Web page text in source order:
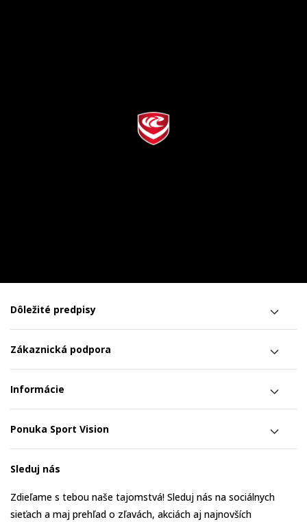
Dôležité predpisy
Zákaznická podpora
Informácie
Ponuka Sport Vision
Sleduj nás
Zdieľame s tebou naše tajomstvá! Sleduj nás na sociálnych
sieťach a maj prehľad o zľavách, akciách aj najnovších